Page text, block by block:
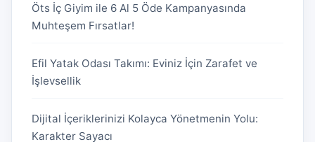
Öts İç Giyim ile 6 Al 5 Öde Kampanyasında
Muhteşem Fırsatlar!
Efil Yatak Odası Takımı: Eviniz İçin Zarafet ve
İşlevsellik
Dijital İçeriklerinizi Kolayca Yönetmenin Yolu:
Karakter Sayacı